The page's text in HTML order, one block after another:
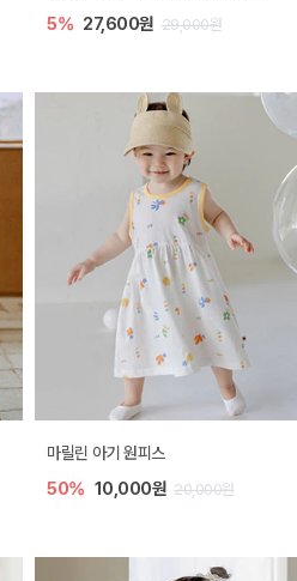
5% 27,600원 29,000원
마릴린 아기 원피스
50% 10,000원 20,000원